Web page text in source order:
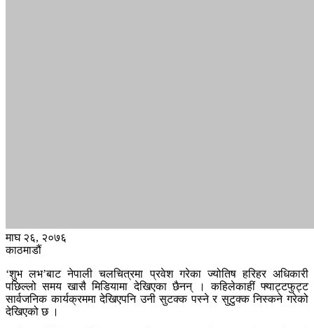
माघ २६, २०७६
काठमाडौं
‘शुभ लभ’बाट नेपाली चलचित्रमा प्रवेश गरेका ज्योतिष हरिहर अधिकारी
पछिल्लो समय खासै मिडियामा देखिएका छैनन् । कहिलेकाहीं फ्याट्टफुट्ट
सार्वजनिक कार्यक्रममा देखिएपनि उनी सुटक्क पस्ने र सुटुक्क निस्कने गरेको
देखिएको छ ।